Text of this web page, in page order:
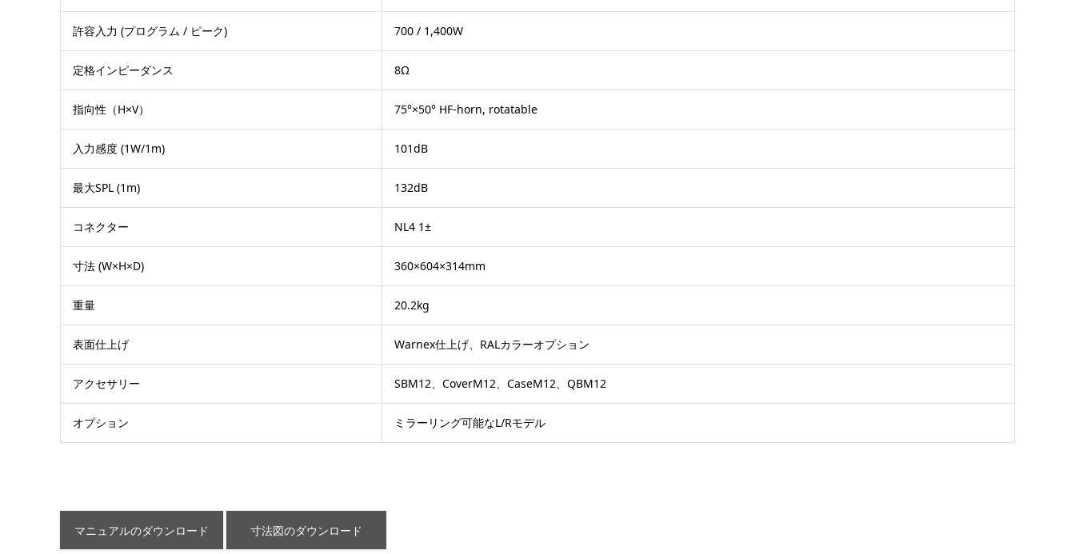
許容入力 (プログラム / ピーク) 700 / 1,400W
定格インピーダンス 8Ω
指向性（H×V） 75°×50° HF-horn, rotatable
入力感度 (1W/1m) 101dB
最大SPL (1m) 132dB
コネクター NL4 1±
寸法 (W×H×D) 360×604×314mm
重量 20.2kg
表面仕上げ Warnex仕上げ、RALカラーオプション
アクセサリー SBM12、CoverM12、CaseM12、QBM12
オプション ミラーリング可能なL/Rモデル
マニュアルのダウンロード 寸法図のダウンロード